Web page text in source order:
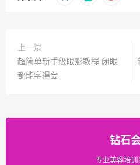
上一篇
超简单新手级眼影教程 闭眼
都能学得会
钻石
专业美容培训